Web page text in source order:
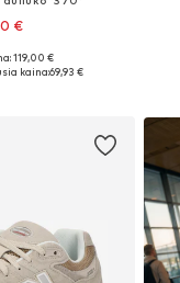
€
dydžių
119,00 €
kaina:69,93 €